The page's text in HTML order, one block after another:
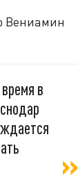
Вениамин
в